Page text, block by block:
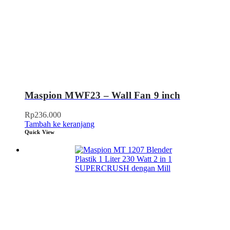
Maspion MWF23 – Wall Fan 9 inch
Rp236.000
Tambah ke keranjang
Quick View